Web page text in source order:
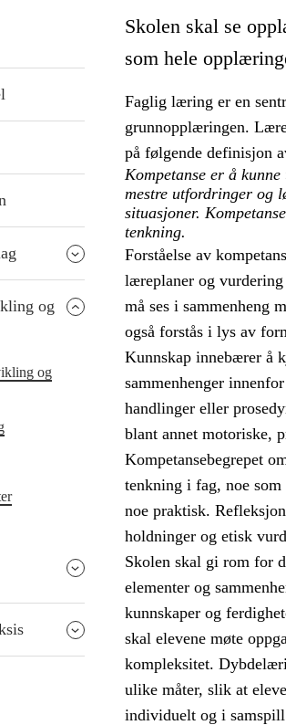
og
og
Skolen skal se
som hele
Faglig læring er en
grunnopplæringen.
på følgende definisjon
Kompetanse er å
mestre utfordringer og
situasjoner.
tenkning.
Forståelse av
læreplaner og vurdering
må ses i sammenheng
også forstås i lys av
Kunnskap innebærer å
sammenhenger
handlinger eller
blant annet motoriske,
Kompetansebegrepet
tenkning i fag, noe
noe praktisk.
holdninger og etisk
Skolen skal gi rom for
elementer og
kunnskaper og
skal elevene møte
kompleksitet.
ulike måter, slik at
individuelt og i samspill